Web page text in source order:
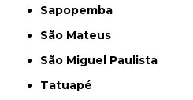
Sapopemba
São Mateus
São Miguel Paulista
Tatuapé